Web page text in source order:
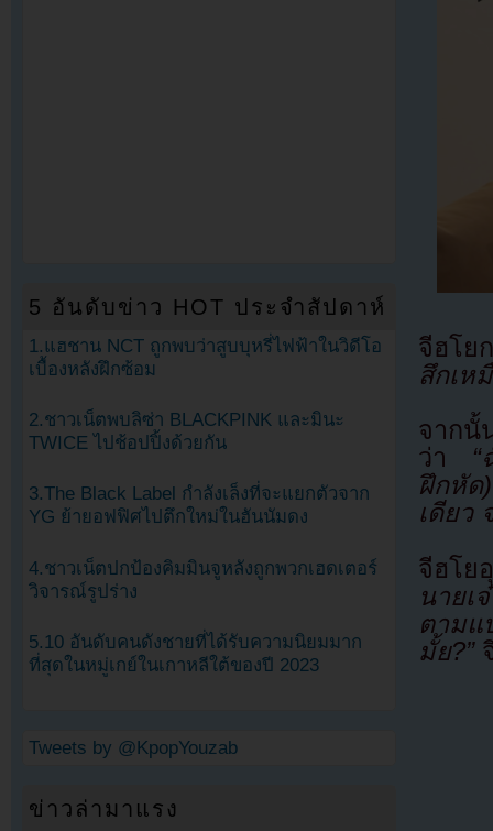
จีฮโย
สึกเห
จากนั้
ว่า
ฝึกหัด
เดียว
จีฮโย
นายเ
ตามแ
มั้ย?”
5 อันดับข่าว HOT ประจำสัปดาห์
1.แฮชาน NCT ถูกพบว่าสูบบุหรี่ไฟฟ้าในวิดีโอ
เบื้องหลังฝึกซ้อม
2.ชาวเน็ตพบลิซ่า BLACKPINK และมินะ
TWICE ไปช้อปปิ้งด้วยกัน
3.The Black Label กำลังเล็งที่จะแยกตัวจาก
YG ย้ายอฟฟิศไปตึกใหม่ในฮันนัมดง
4.ชาวเน็ตปกป้องคิมมินจูหลังถูกพวกเฮดเตอร์
วิจารณ์รูปร่าง
5.10 อันดับคนดังชายที่ได้รับความนิยมมาก
ที่สุดในหมู่เกย์ในเกาหลีใต้ของปี 2023
Tweets by @KpopYouzab
ข่าวล่ามาแรง